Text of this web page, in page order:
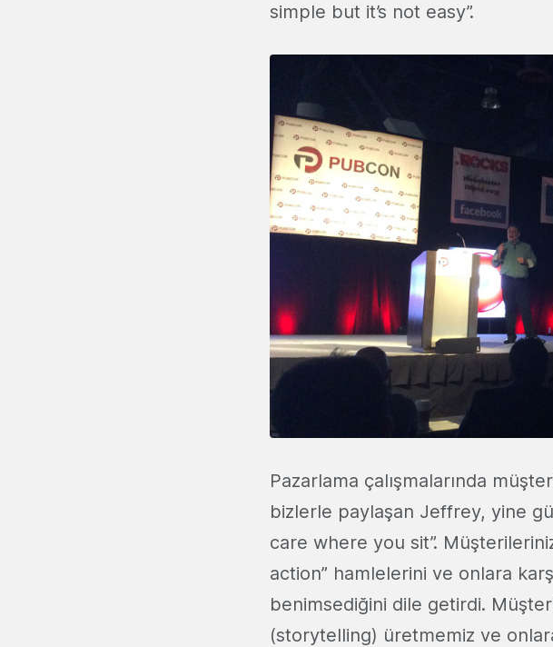
simple but it’s not easy”.
Pazarlama çalışmalarında
bizlerle paylaşan Jeffrey, yine
care where you sit”.
action” hamlelerini ve onlara
benimsediğini dile getirdi.
(storytelling) üretmemiz ve